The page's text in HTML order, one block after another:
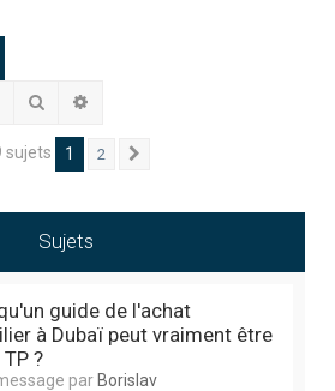
r
Rechercher
sujets 1 2
Sujets
guide de l'achat
à Dubaï peut vraiment être
?
par Borislav